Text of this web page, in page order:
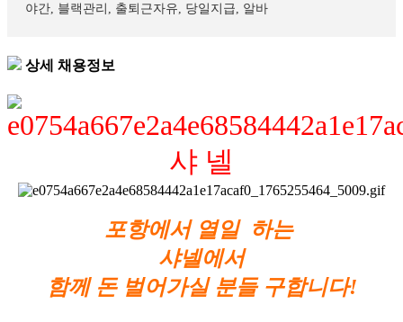
야간, 블랙관리, 출퇴근자유, 당일지급, 알바
상세 채용정보
샤 넬
포항에서 열일 하는
샤넬에서
함께 돈 벌어가실 분들 구합니다!